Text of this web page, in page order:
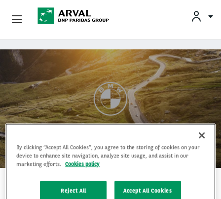
Gå til hovedindhold
Privatleasing
Mobilitetsløsninger
Partnere
Om Arval
By clicking “Accept All Cookies”, you agree to the storing of cookies on your
device to enhance site navigation, analyze site usage, and assist in our
marketing efforts.
Cookies policy
Reject All Accept All Cookies